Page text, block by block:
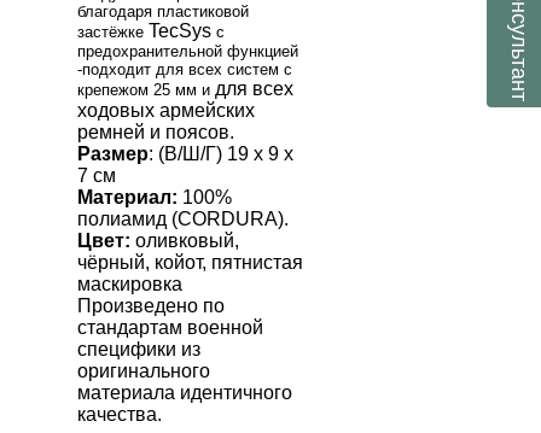
благодаря пластиковой
застёжке TecSys с
предохранительной функцией
-подходит для всех систем с
крепежом 25 мм и для всех
ходовых армейских
ремней и поясов.
Размер: (В/Ш/Г) 19 х 9 х
7 см
Материал: 100%
полиамид (СORDURA).
Цвет: оливковый,
чёрный, койот, пятнистая
маскировка
Произведено по
стандартам военной
специфики из
оригинального
материала идентичного
качества.
консультант